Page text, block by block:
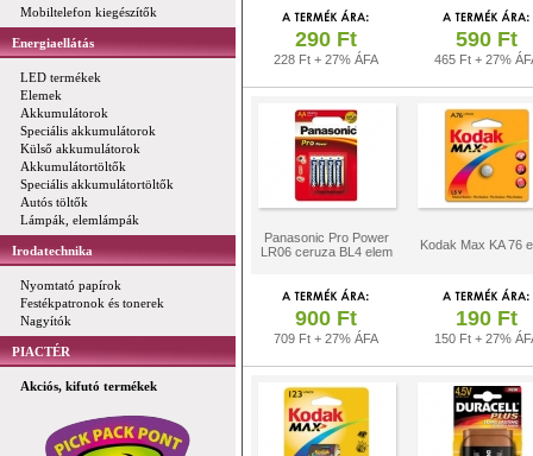
Mobiltelefon kiegészítők
Energiaellátás
LED termékek
Elemek
Akkumulátorok
Speciális akkumulátorok
Külső akkumulátorok
Akkumulátortöltők
Speciális akkumulátortöltők
Autós töltők
Lámpák, elemlámpák
Irodatechnika
Nyomtató papírok
Festékpatronok és tonerek
Nagyítók
PIACTÉR
Akciós, kifutó termékek
290 Ft
228 Ft + 27% ÁFA
590 Ft
465 Ft + 27%
Panasonic Pro Power
LR06 ceruza BL4 elem
Kodak Max KA 76
900 Ft
709 Ft + 27% ÁFA
190 Ft
150 Ft + 27%